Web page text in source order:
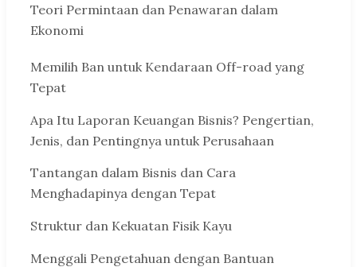
Teori Permintaan dan Penawaran dalam
Ekonomi
Memilih Ban untuk Kendaraan Off-road yang
Tepat
Apa Itu Laporan Keuangan Bisnis? Pengertian,
Jenis, dan Pentingnya untuk Perusahaan
Tantangan dalam Bisnis dan Cara
Menghadapinya dengan Tepat
Struktur dan Kekuatan Fisik Kayu
Menggali Pengetahuan dengan Bantuan